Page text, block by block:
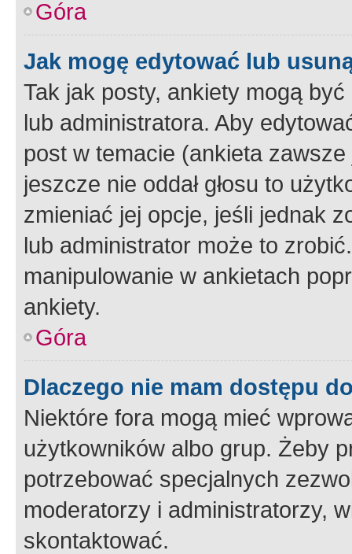
Góra
Jak mogę edytować lub
Tak jak posty, ankiety mogą
lub administratora. Aby
post w temacie (ankieta
jeszcze nie oddał głosu to
zmieniać jej opcje, jeśli jednak
lub administrator może to
manipulowanie w ankietach
ankiety.
Góra
Dlaczego nie mam dostępu
Niektóre fora mogą mieć
użytkowników albo grup. Żeby
potrzebować specjalnych
moderatorzy i administratorzy,
skontaktować.